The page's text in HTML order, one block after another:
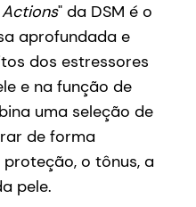
" da DSM é o
aprofundada e
dos estressores
e na função de
uma seleção de
de forma
o tônus, a
pele.